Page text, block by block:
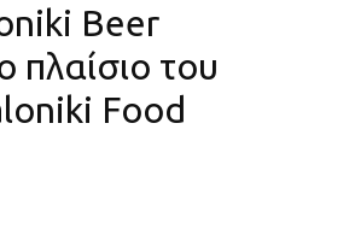
Beer
πλαίσιο του
Food